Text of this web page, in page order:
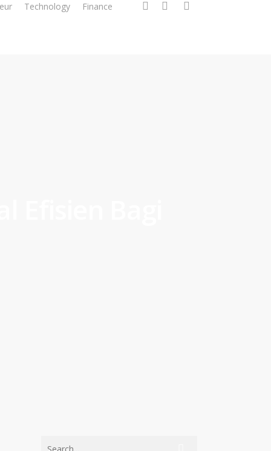
Technology Finance facebooklinkedin instagram